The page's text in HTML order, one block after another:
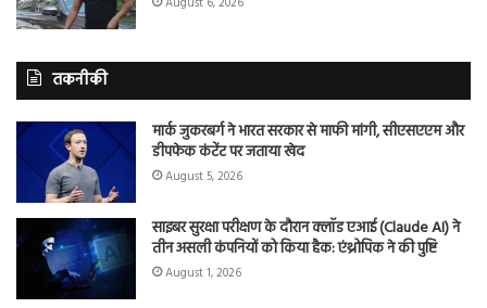
तकनीकी
मार्क जुकरबर्ग ने भारत सरकार से माफी मांगी, सीएसएएम और
डीपफेक कंटेंट पर जताया खेद
August 5, 2026
साइबर सुरक्षा परीक्षण के दौरान क्लॉड एआई (Claude AI) ने
तीन असली कंपनियों को किया हैक: एंथ्रोपिक ने की पुष्टि
August 1, 2026